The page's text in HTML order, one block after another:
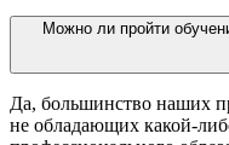
Можно ли пройти
Да, большинство наших
не обладающих какой-